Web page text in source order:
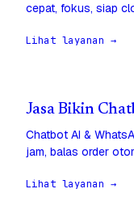
cepat, fokus, siap
Lihat layanan →
Jasa Bikin
Chatbot AI &
jam, balas order
Lihat layanan →